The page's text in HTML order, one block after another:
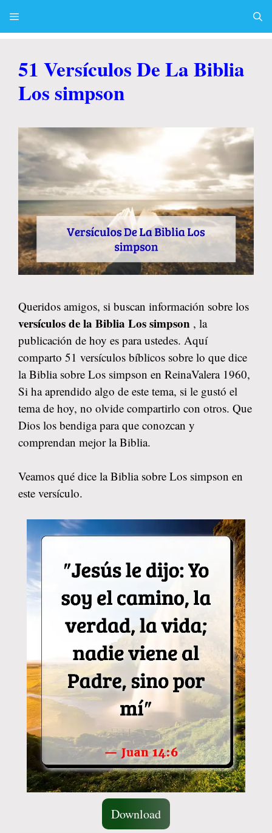
51 Versículos De La Biblia
Los simpson
Queridos amigos, si buscan información sobre los
versículos de la Biblia Los simpson , la
publicación de hoy es para ustedes. Aquí
comparto 51 versículos bíblicos sobre lo que dice
la Biblia sobre Los simpson en ReinaValera 1960,
Si ha aprendido algo de este tema, si le gustó el
tema de hoy, no olvide compartirlo con otros. Que
Dios los bendiga para que conozcan y
comprendan mejor la Biblia.
Veamos qué dice la Biblia sobre Los simpson en
este versículo.
Download